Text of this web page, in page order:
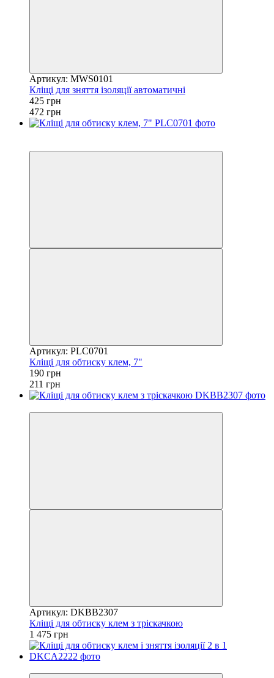
Артикул: MWS0101
Кліщі для зняття ізоляції автоматичні
425 грн
472 грн
Артикул: PLC0701
Кліщі для обтиску клем, 7"
190 грн
211 грн
Артикул: DKBB2307
Кліщі для обтиску клем з тріскачкою
1 475 грн